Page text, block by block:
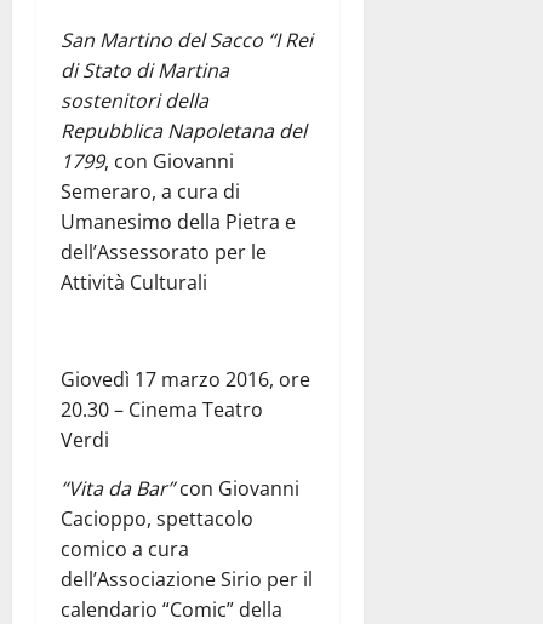
San Martino del Sacco “I Rei
di Stato di Martina
sostenitori della
Repubblica Napoletana del
1799, con Giovanni
Semeraro, a cura di
Umanesimo della Pietra e
dell’Assessorato per le
Attività Culturali
Giovedì 17 marzo 2016, ore
20.30 – Cinema Teatro
Verdi
“Vita da Bar”con Giovanni
Cacioppo, spettacolo
comico a cura
dell’Associazione Sirio per il
calendario “Comic” della